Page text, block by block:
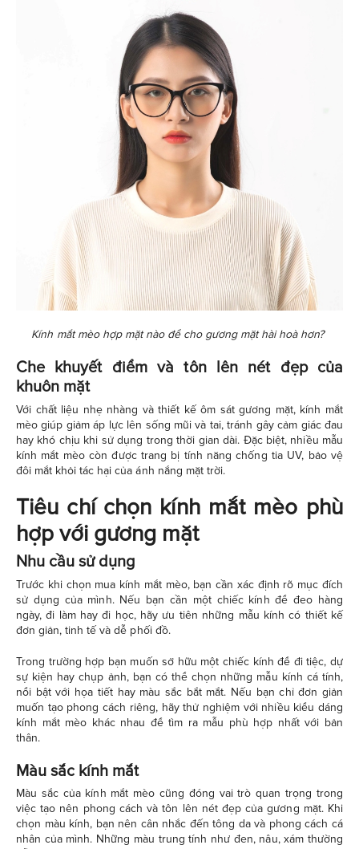
Kính mắt mèo hợp mặt nào để cho gương mặt hài hoà hơn?
Che khuyết điểm và tôn lên nét đẹp của
khuôn mặt
Với chất liệu nhẹ nhàng và thiết kế ôm sát gương mặt, kính mắt
mèo giúp giảm áp lực lên sống mũi và tai, tránh gây cảm giác đau
hay khó chịu khi sử dụng trong thời gian dài. Đặc biệt, nhiều mẫu
kính mắt mèo còn được trang bị tính năng chống tia UV, bảo vệ
đôi mắt khỏi tác hại của ánh nắng mặt trời.
Tiêu chí chọn kính mắt mèo phù
hợp với gương mặt
Nhu cầu sử dụng
Trước khi chọn mua kính mắt mèo, bạn cần xác định rõ mục đích
sử dụng của mình. Nếu bạn cần một chiếc kính để đeo hàng
ngày, đi làm hay đi học, hãy ưu tiên những mẫu kính có thiết kế
đơn giản, tinh tế và dễ phối đồ.
Trong trường hợp bạn muốn sở hữu một chiếc kính để đi tiệc, dự
sự kiện hay chụp ảnh, bạn có thể chọn những mẫu kính cá tính,
nổi bật với họa tiết hay màu sắc bắt mắt. Nếu bạn chỉ đơn giản
muốn tạo phong cách riêng, hãy thử nghiệm với nhiều kiểu dáng
kính mắt mèo khác nhau để tìm ra mẫu phù hợp nhất với bản
thân.
Màu sắc kính mắt
Màu sắc của kính mắt mèo cũng đóng vai trò quan trọng trong
việc tạo nên phong cách và tôn lên nét đẹp của gương mặt. Khi
chọn màu kính, bạn nên cân nhắc đến tông da và phong cách cá
nhân của mình. Những màu trung tính như đen, nâu, xám thường